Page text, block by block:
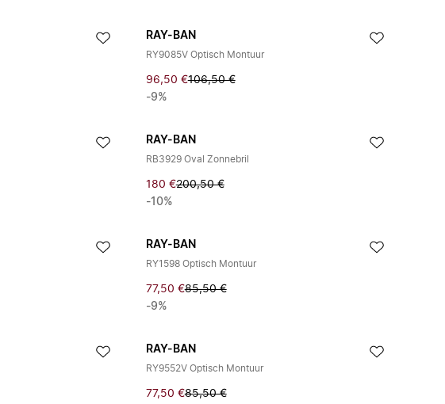
RAY-BAN
RY9085V Optisch Montuur
96,50 €106,50 €
-9%
RAY-BAN
RB3929 Oval Zonnebril
180 €200,50 €
-10%
RAY-BAN
RY1598 Optisch Montuur
77,50 €85,50 €
-9%
RAY-BAN
RY9552V Optisch Montuur
77,50 €85,50 €